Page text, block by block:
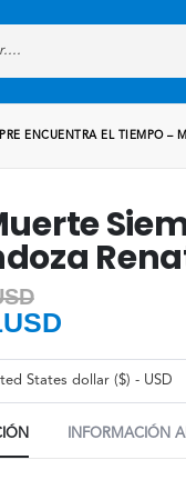
ENCUENTRA EL TIEMPO –
States dollar ($) - USD
INFORMACIÓN